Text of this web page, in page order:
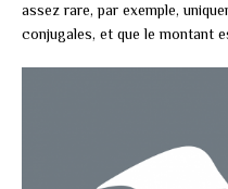
assez rare, par exemple,
conjugales, et que le montant